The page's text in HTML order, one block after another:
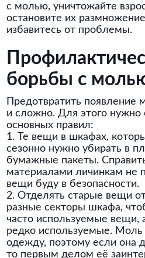
с молью, уничтожайте
остановите их
избавитесь от проблемы.
борьбы с
Предотвратить появление
и сложно. Для этого
основных правил:
1. Те вещи в шкафах,
сезонно нужно убирать в
бумажные пакеты.
материалами личинкам не
вещи буду в безопасности.
2. Отделять старые вещи
разные секторы шкафа,
часто используемые вещи,
редко используемые.
одежду, поэтому если она
то первым делом её